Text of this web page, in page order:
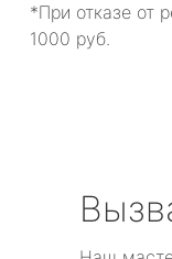
*При отказе от
1000 руб.